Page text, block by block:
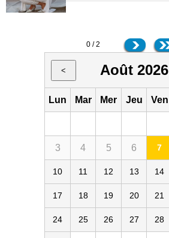
0 / 2
< Août 2026
Lun Mar Mer Jeu Ven
3 4 5 6 7
10 11 12 13 14
17 18 19 20 21
24 25 26 27 28